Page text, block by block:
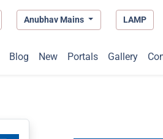
Anubhav Mains LAMP
Blog New Portals Gallery